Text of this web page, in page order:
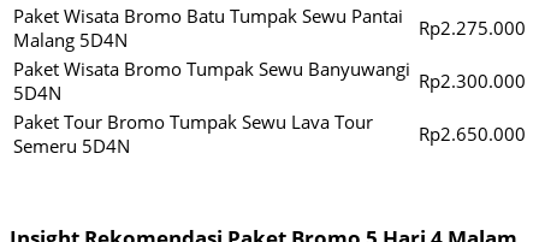
Paket Wisata Bromo Batu Tumpak Sewu Pantai
Malang 5D4N
Rp2.275.000
Paket Wisata Bromo Tumpak Sewu Banyuwangi
5D4N
Rp2.300.000
Paket Tour Bromo Tumpak Sewu Lava Tour
Semeru 5D4N
Rp2.650.000